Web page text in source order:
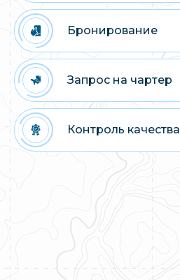
Бронирование
Запрос на чартер
Контроль качества